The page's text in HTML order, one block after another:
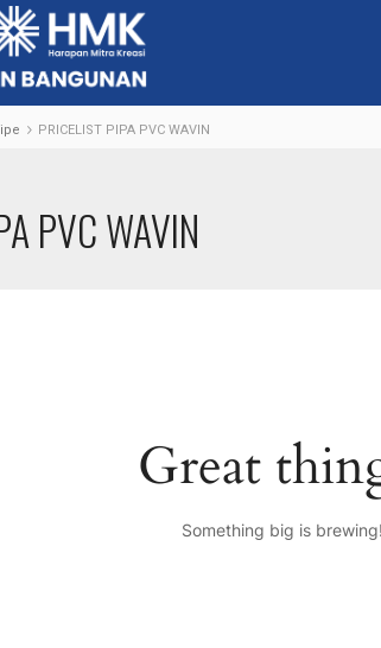
PRICELIST PIPA PVC WAVIN
PVC WAVIN
Great
Something big is